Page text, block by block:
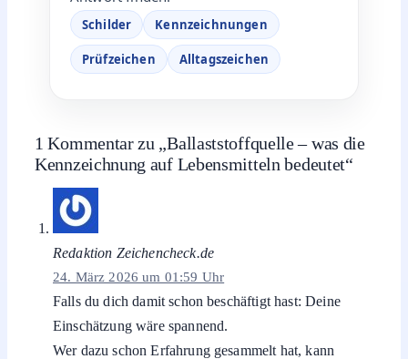
Schilder Kennzeichnungen
Prüfzeichen Alltagszeichen
1 Kommentar zu „Ballaststoffquelle – was die
Kennzeichnung auf Lebensmitteln bedeutet“
Redaktion Zeichencheck.de
24. März 2026 um 01:59 Uhr
Falls du dich damit schon beschäftigt hast: Deine
Einschätzung wäre spannend.
Wer dazu schon Erfahrung gesammelt hat, kann